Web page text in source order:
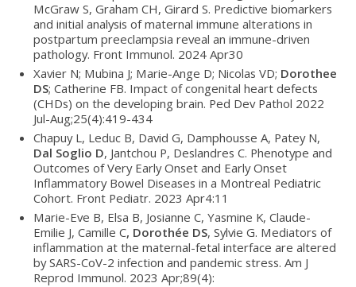
McGraw S, Graham CH, Girard S. Predictive biomarkers
and initial analysis of maternal immune alterations in
postpartum preeclampsia reveal an immune-driven
pathology. Front Immunol. 2024 Apr30
Xavier N; Mubina J; Marie-Ange D; Nicolas VD; Dorothee
DS; Catherine FB. Impact of congenital heart defects
(CHDs) on the developing brain. Ped Dev Pathol 2022
Jul-Aug;25(4):419-434
Chapuy L, Leduc B, David G, Damphousse A, Patey N,
Dal Soglio D, Jantchou P, Deslandres C. Phenotype and
Outcomes of Very Early Onset and Early Onset
Inflammatory Bowel Diseases in a Montreal Pediatric
Cohort. Front Pediatr. 2023 Apr4:11
Marie-Eve B, Elsa B, Josianne C, Yasmine K, Claude-
Emilie J, Camille C, Dorothée DS, Sylvie G. Mediators of
inflammation at the maternal-fetal interface are altered
by SARS-CoV-2 infection and pandemic stress. Am J
Reprod Immunol. 2023 Apr;89(4):